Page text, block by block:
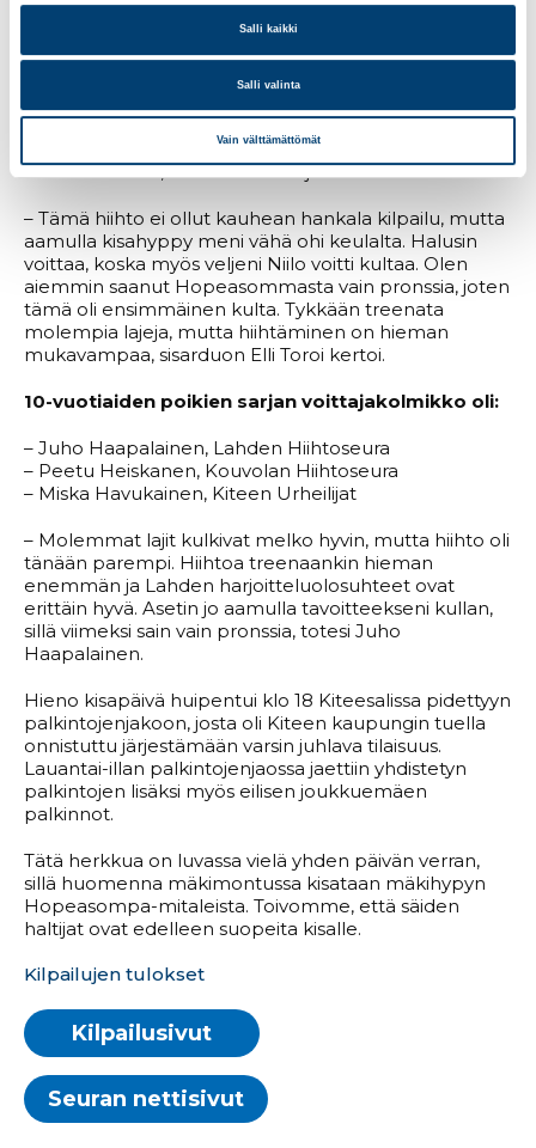
Salli kaikki
Salli valinta
Vain välttämättömät
hiihtoa. Saimme tällä viikolla ison mäen valmiiksi
Joroisilla ja olen hypännyt siitä 63 metriä, hehkutti
Niilo Toroi.
– Elli Toroi, Joroisten Urheilijat
– Clara Parkkila, Paimion Urheilijat
– Tämä hiihto ei ollut kauhean hankala kilpailu, mutta
aamulla kisahyppy meni vähä ohi keulalta. Halusin
voittaa, koska myös veljeni Niilo voitti kultaa. Olen
aiemmin saanut Hopeasommasta vain pronssia, joten
tämä oli ensimmäinen kulta. Tykkään treenata
molempia lajeja, mutta hiihtäminen on hieman
mukavampaa, sisarduon Elli Toroi kertoi.
10-vuotiaiden poikien sarjan voittajakolmikko oli:
– Juho Haapalainen, Lahden Hiihtoseura
– Peetu Heiskanen, Kouvolan Hiihtoseura
– Miska Havukainen, Kiteen Urheilijat
– Molemmat lajit kulkivat melko hyvin, mutta hiihto oli
tänään parempi. Hiihtoa treenaankin hieman
enemmän ja Lahden harjoitteluolosuhteet ovat
erittäin hyvä. Asetin jo aamulla tavoitteekseni kullan,
sillä viimeksi sain vain pronssia, totesi Juho
Haapalainen.
Hieno kisapäivä huipentui klo 18 Kiteesalissa pidettyyn
palkintojenjakoon, josta oli Kiteen kaupungin tuella
onnistuttu järjestämään varsin juhlava tilaisuus.
Lauantai-illan palkintojenjaossa jaettiin yhdistetyn
palkintojen lisäksi myös eilisen joukkuemäen
palkinnot.
Tätä herkkua on luvassa vielä yhden päivän verran,
sillä huomenna mäkimontussa kisataan mäkihypyn
Hopeasompa-mitaleista. Toivomme, että säiden
haltijat ovat edelleen suopeita kisalle.
Kilpailujen tulokset
Kilpailusivut
Seuran nettisivut